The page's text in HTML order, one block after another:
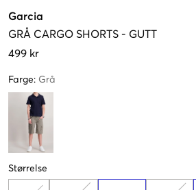
Garcia
GRÅ CARGO SHORTS - GUTT
499 kr
Farge: Grå
Størrelse